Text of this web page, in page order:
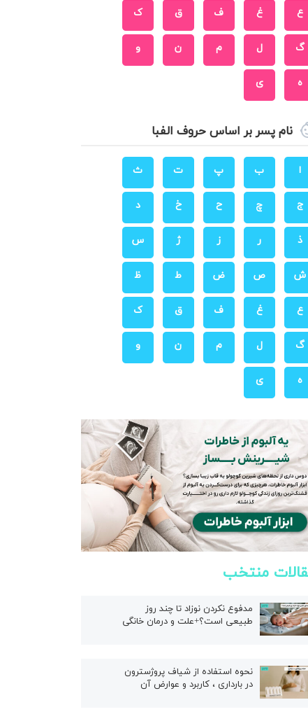
ع غ ف ق ک
گ ل م ن و
ه ی
نام پسر بر اساس حروف الفبا
ا ب پ ت ث
ج چ ح خ د
ذ ر ز ژ س
ش ص ض ط ظ
ع غ ف ق ک
گ ل م ن و
ه ی
منتخب
مدفوع نکردن نوزاد تا چند روز
طبیعی است؟+علت و درمان خانگی
نحوه استفاده از شیاف پروژسترون
در بارداری ، کاربرد و عوارض آن